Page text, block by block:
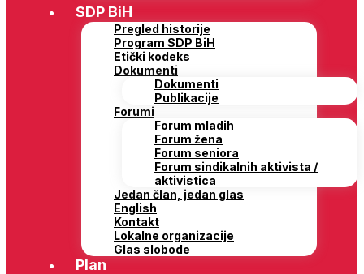
SDP BiH
Pregled historije
Program SDP BiH
Etički kodeks
Dokumenti
Dokumenti
Publikacije
Forumi
Forum mladih
Forum žena
Forum seniora
Forum sindikalnih aktivista /
aktivistica
Jedan član, jedan glas
English
Kontakt
Lokalne organizacije
Glas slobode
Plan